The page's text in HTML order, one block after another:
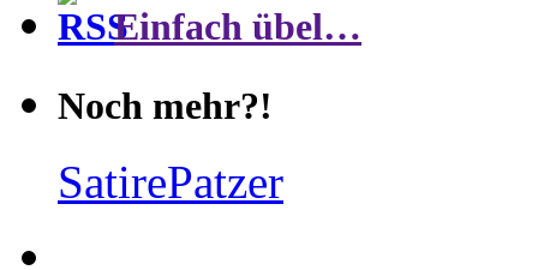
Einfach übel…
Noch mehr?!
SatirePatzer